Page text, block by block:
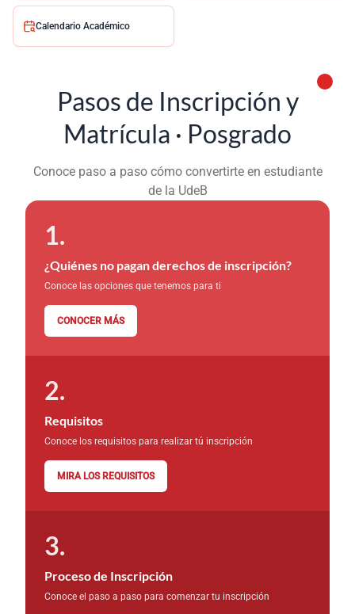
Calendario Académico
Pasos de Inscripción y
Matrícula · Posgrado
Conoce paso a paso cómo convertirte en estudiante
de la UdeB
¿Quiénes no pagan derechos de inscripción?
Conoce las opciones que tenemos para ti
CONOCER MÁS
Requisitos
Conoce los requisitos para realizar tú inscripción
MIRA LOS REQUISITOS
Proceso de Inscripción
Conoce el paso a paso para comenzar tu inscripción